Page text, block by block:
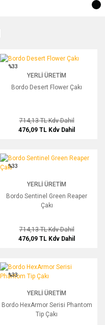
Bordo Desert Flower Çakı
%33
YERLI ÜRETIM
Bordo Desert Flower Çakı
714,13 TLKdv Dahil
476,09 TL Kdv Dahil
Bordo Sentinel Green Reaper Çakı
%33
YERLI ÜRETIM
Bordo Sentinel Green Reaper
Çakı
714,13 TLKdv Dahil
476,09 TL Kdv Dahil
Bordo HexArmor Serisi Phantom Tip
%33
YERLI ÜRETIM
Bordo HexArmor Serisi Phantom
Tip Çakı